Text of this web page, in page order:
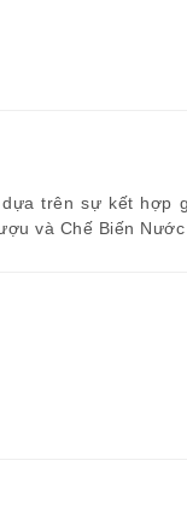
trên sự kết hợp
và Chế Biến Nước